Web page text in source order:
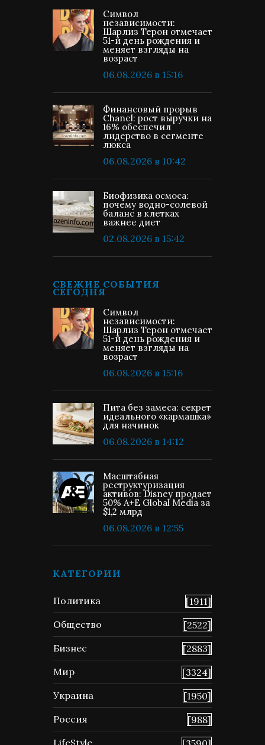
Символ
независимости:
Шарлиз Терон отмечает
51-й день рождения и
меняет взгляды на
возраст
06.08.2026 в 15:16
Финансовый прорыв
Chanel: рост выручки на
16% обеспечил
лидерство в сегменте
люкса
06.08.2026 в 10:42
Биофизика осмоса:
почему водно-солевой
баланс в клетках
важнее диет
02.08.2026 в 15:42
СВЕЖИЕ СОБЫТИЯ
СЕГОДНЯ
Символ
независимости:
Шарлиз Терон отмечает
51-й день рождения и
меняет взгляды на
возраст
06.08.2026 в 15:16
Пита без замеса: секрет
идеального «кармашка»
для начинок
06.08.2026 в 14:12
Масштабная
реструктуризация
активов: Disney продает
50% A+E Global Media за
$1,2 млрд
06.08.2026 в 12:55
КАТЕГОРИИ
Политика
[1911]
Общество
[2522]
Бизнес
[2883]
Мир
[3324]
Украина
[1950]
Россия
[988]
LifeStyle